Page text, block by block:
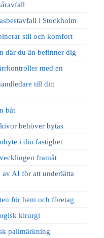
i Stockholm
stil och komfort
där du än befinner dig
med en
till ditt
båt
behöver bytas
i din fastighet
framåt
av AI för att underlätta
för hem och företag
kirurgi
pallmärkning